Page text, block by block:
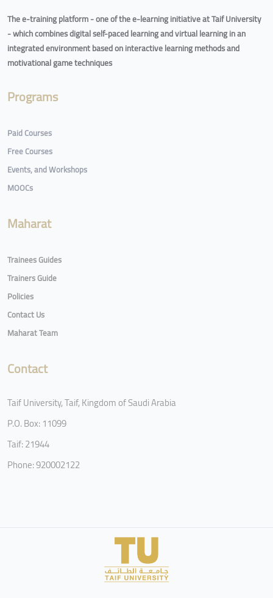
The e-training platform - one of the e-learning initiative at Taif University
- which combines digital self-paced learning and virtual learning in an
integrated environment based on interactive learning methods and
motivational game techniques
Programs
Paid Courses
Free Courses
Events, and Workshops
MOOCs
Maharat
Trainees Guides
Trainers Guide
Policies
Contact Us
Maharat Team
Contact
Taif University, Taif, Kingdom of Saudi Arabia
P.O. Box: 11099
Taif: 21944
Phone: 920002122